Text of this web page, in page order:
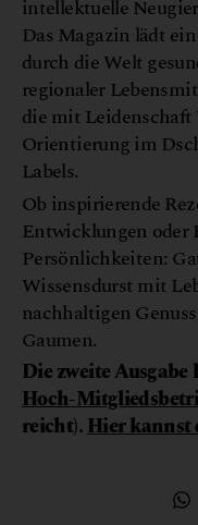
intellektuelle
Das Magazin lädt
durch die Welt
regionaler
die mit
Orientierung im
Labels.
Ob inspirierende
Entwicklungen oder
Persönlichkeiten:
Wissensdurst mit
nachhaltigen
Gaumen.
Die zweite
Hoch-
reicht).Hier kannst